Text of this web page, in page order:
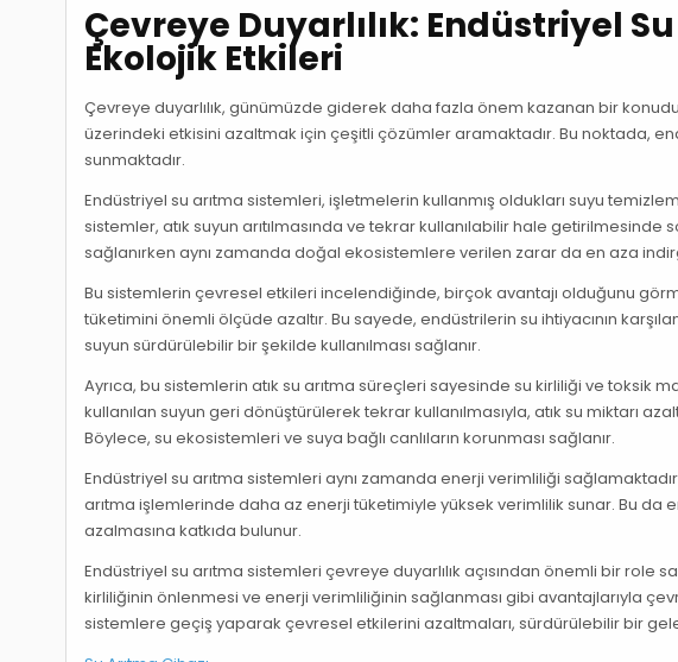
Çevreye Duyarlılık: Endüstriyel
Ekolojik Etkileri
Çevreye duyarlılık, günümüzde giderek daha fazla önem kazanan bir
üzerindeki etkisini azaltmak için çeşitli çözümler aramaktadır. Bu noktada,
sunmaktadır.
Endüstriyel su arıtma sistemleri, işletmelerin kullanmış oldukları suyu
sistemler, atık suyun arıtılmasında ve tekrar kullanılabilir hale getirilmesinde
sağlanırken aynı zamanda doğal ekosistemlere verilen zarar da en aza
Bu sistemlerin çevresel etkileri incelendiğinde, birçok avantajı olduğunu
tüketimini önemli ölçüde azaltır. Bu sayede, endüstrilerin su ihtiyacının
suyun sürdürülebilir bir şekilde kullanılması sağlanır.
Ayrıca, bu sistemlerin atık su arıtma süreçleri sayesinde su kirliliği ve toksik
kullanılan suyun geri dönüştürülerek tekrar kullanılmasıyla, atık su miktarı
Böylece, su ekosistemleri ve suya bağlı canlıların korunması sağlanır.
Endüstriyel su arıtma sistemleri aynı zamanda enerji verimliliği
arıtma işlemlerinde daha az enerji tüketimiyle yüksek verimlilik sunar. Bu da
azalmasına katkıda bulunur.
Endüstriyel su arıtma sistemleri çevreye duyarlılık açısından önemli bir role
kirliliğinin önlenmesi ve enerji verimliliğinin sağlanması gibi avantajlarıyla
sistemlere geçiş yaparak çevresel etkilerini azaltmaları, sürdürülebilir bir